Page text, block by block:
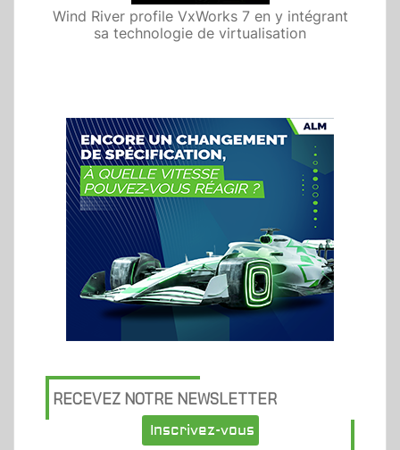
Wind River profile VxWorks 7 en y intégrant
sa technologie de virtualisation
RECEVEZ NOTRE NEWSLETTER
Inscrivez-vous